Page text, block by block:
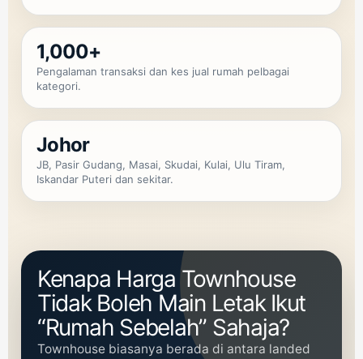
1,000+
Pengalaman transaksi dan kes jual rumah pelbagai
kategori.
Johor
JB, Pasir Gudang, Masai, Skudai, Kulai, Ulu Tiram,
Iskandar Puteri dan sekitar.
Kenapa Harga Townhouse
Tidak Boleh Main Letak Ikut
“Rumah Sebelah” Sahaja?
Townhouse biasanya berada di antara landed